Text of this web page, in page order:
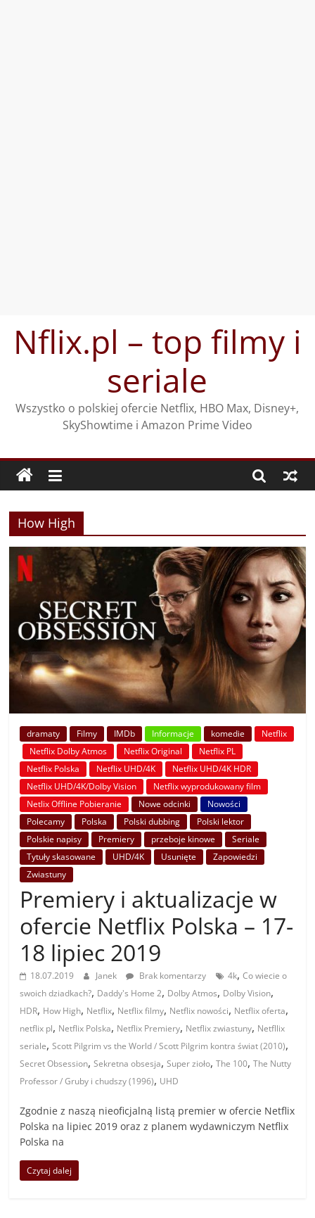
treściNflix.pl – top filmy i
seriale
Wszystko o polskiej ofercie Netflix, HBO Max, Disney+,
SkyShowtime i Amazon Prime Video
How High
dramaty Filmy IMDb Informacje komedie
Netflix
Netflix Dolby Atmos
Netflix Original
Netflix PL
Netflix Polska
Netflix UHD/4K
Netflix UHD/4K HDR
Netflix UHD/4K/Dolby Vision
Netflix wyprodukowany film
Netlix Offline Pobieranie
Nowe odcinki
Nowości
Polecamy
Polska Polski dubbing
Polski lektor
Polskie napisy
Premiery przeboje kinowe
Seriale
Tytuły skasowane
UHD/4K Usunięte
Zapowiedzi
Zwiastuny
Premiery i aktualizacje w
ofercie Netflix Polska – 17-
18 lipiec 2019
18.07.2019 Janek Brak komentarzy 4k,Co wiecie o
swoich dziadkach?, Daddy's Home 2, Dolby Atmos, Dolby Vision,
HDR, How High, Netflix, Netflix filmy, Netflix nowości, Netflix oferta,
netflix pl, Netflix Polska, Netflix Premiery, Netflix zwiastuny, Netfllix
seriale,Scott Pilgrim vs the World / Scott Pilgrim kontra świat (2010),
Secret Obsession,Sekretna obsesja,Super zioło,The 100,The Nutty
Professor / Gruby i chudszy (1996), UHD
Zgodnie z naszą nieoficjalną listą premier w ofercie Netflix
Polska na lipiec 2019 oraz z planem wydawniczym Netflix
Polska na
Czytaj dalej